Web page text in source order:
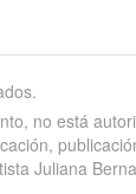
no está
Juliana